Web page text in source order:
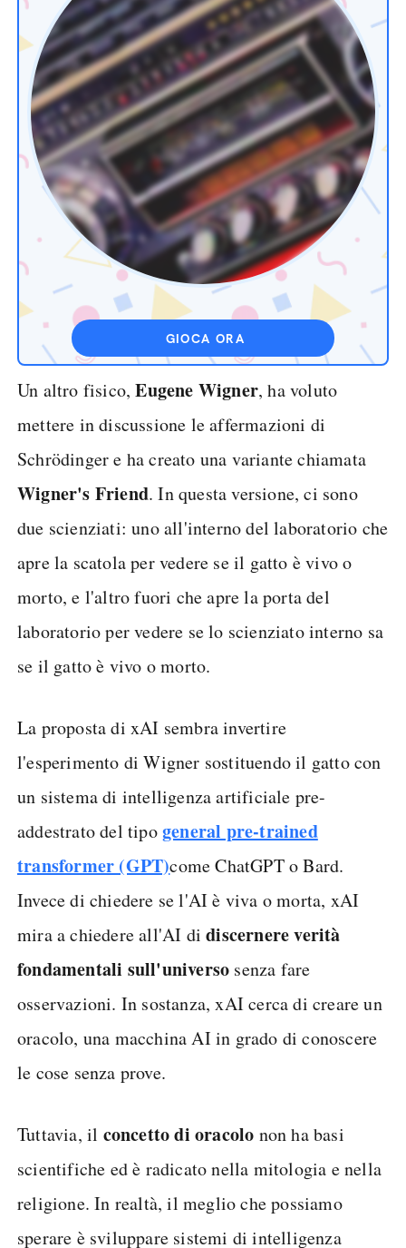
GIOCA ORA
Un altro fisico,Eugene Wigner, ha voluto
mettere in discussione le affermazioni di
Schrödinger e ha creato una variante chiamata
Wigner's Friend. In questa versione, ci sono
due scienziati: uno all'interno del laboratorio che
apre la scatola per vedere se il gatto è vivo o
morto, e l'altro fuori che apre la porta del
laboratorio per vedere se lo scienziato interno sa
se il gatto è vivo o morto.
La proposta di xAI sembra invertire
l'esperimento di Wigner sostituendo il gatto con
un sistema di intelligenza artificiale pre-
addestrato del tipogeneral pre-trained
transformer (GPT)come ChatGPT o Bard.
Invece di chiedere se l'AI è viva o morta, xAI
mira a chiedere all'AI didiscernere verità
fondamentali sull'universo senza fare
osservazioni. In sostanza, xAI cerca di creare un
oracolo, una macchina AI in grado di conoscere
le cose senza prove.
Tuttavia, il concetto di oracolo non ha basi
scientifiche ed è radicato nella mitologia e nella
religione. In realtà, il meglio che possiamo
sperare è sviluppare sistemi di intelligenza